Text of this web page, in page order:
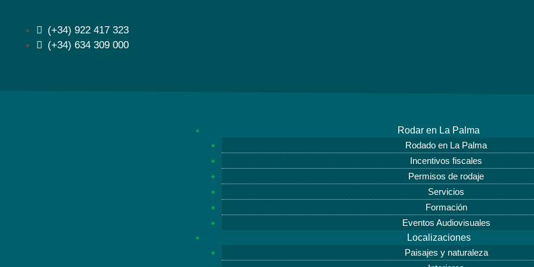
(+34) 922 417 323
(+34) 634 309 000
Rodar en La Palma
Rodado en La Palma
Incentivos fiscales
Permisos de rodaje
Servicios
Formación
Eventos Audiovisuales
Localizaciones
Paisajes y naturaleza